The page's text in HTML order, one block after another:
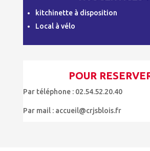
kitchinette à disposition
Local à vélo
POUR
Par téléphone : 02.54.52.20.40
Par mail : accueil@crjsblois.fr